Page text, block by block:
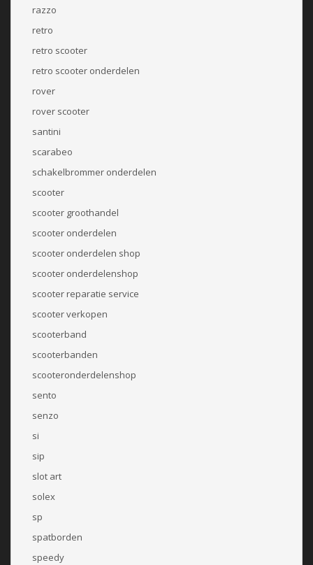
razzo
retro
retro scooter
retro scooter onderdelen
rover
rover scooter
santini
scarabeo
schakelbrommer onderdelen
scooter
scooter groothandel
scooter onderdelen
scooter onderdelen shop
scooter onderdelenshop
scooter reparatie service
scooter verkopen
scooterband
scooterbanden
scooteronderdelenshop
sento
senzo
si
sip
slot art
solex
sp
spatborden
speedy